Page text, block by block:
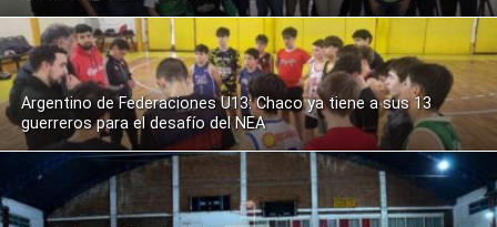
Argentino de Federaciones U13: Chaco ya tiene a sus 13
guerreros para el desafío del NEA